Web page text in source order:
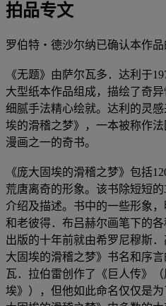
拍品专文
罗伯特・德沙尔纳已确认本作
《无题》由萨尔瓦多．达利于
大型纸本作品组成，描绘了奇
细腻手法精心绘就。达利的灵
埃的滑稽之梦》，一本被称作
漫画之一的奇书。
《庞大固埃的滑稽之梦》包括
荒唐离奇的形象。该书除短短
介绍及描述。书中的一些形象
和老彼得．布吕赫尔画笔下的
出版的十年前就由希罗尼穆斯
大固埃的滑稽之梦》书名和序
瓦．拉伯雷创作了《巨人传》
埃》），但他如此命名仅仅是